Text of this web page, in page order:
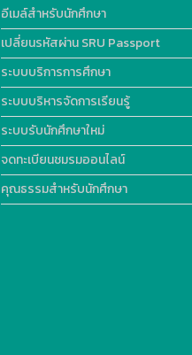
อีเมล์สำหรับนักศึกษา
เปลี่ยนรหัสผ่าน SRU Passport
ระบบบริการการศึกษา
ระบบบริหารจัดการเรียนรู้
ระบบรับนักศึกษาใหม่
จดทะเบียนชมรมออนไลน์
คุณธรรมสำหรับนักศึกษา